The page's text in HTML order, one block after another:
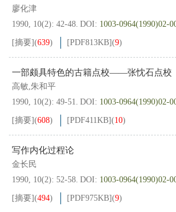
廖化津
1990, 10(2): 42-48. DOI: 1003-0964(1990)02-
[摘要](639) [PDF813KB](9)
一部颇具特色的古籍点校——张忱石点校
高敏,朱和平
1990, 10(2): 49-51. DOI: 1003-0964(1990)02-
[摘要](608) [PDF411KB](10)
写作内化过程论
金长民
1990, 10(2): 52-58. DOI: 1003-0964(1990)02-
[摘要](494) [PDF975KB](9)